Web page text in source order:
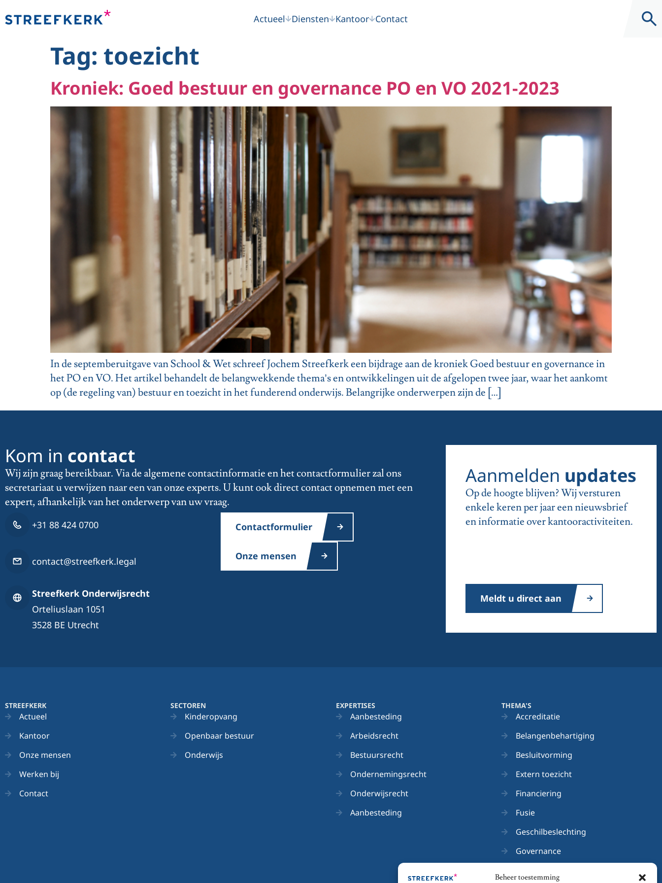
Beheer toestemming
inhoud
Actueel Diensten Kantoor Contact
Tag: toezicht
Kroniek: Goed bestuur en governance PO en VO 2021-2023
In de septemberuitgave van School & Wet schreef Jochem Streefkerk een bijdrage aan de kroniek Goed bestuur en governance in
het PO en VO. Het artikel behandelt de belangwekkende thema’s en ontwikkelingen uit de afgelopen twee jaar, waar het aankomt
op (de regeling van) bestuur en toezicht in het funderend onderwijs. Belangrijke onderwerpen zijn de […]
Kom in contact
Wij zijn graag bereikbaar. Via de algemene contactinformatie en het contactformulier zal ons
secretariaat u verwijzen naar een van onze experts. U kunt ook direct contact opnemen met een
expert, afhankelijk van het onderwerp van uw vraag.
+31 88 424 0700
contact@streefkerk.legal
Streefkerk Onderwijsrecht
Orteliuslaan 1051
3528 BE Utrecht
Contactformulier
Onze mensen
Aanmelden updates
Op de hoogte blijven? Wij versturen
enkele keren per jaar een nieuwsbrief
en informatie over kantooractiviteiten.
Meldt u direct aan
STREEFKERK
Actueel
Kantoor
Onze mensen
Werken bij
Contact
SECTOREN
Kinderopvang
Openbaar bestuur
Onderwijs
EXPERTISES
Aanbesteding
Arbeidsrecht
Bestuursrecht
Ondernemingsrecht
Onderwijsrecht
Aanbesteding
THEMA'S
Accreditatie
Belangenbehartiging
Besluitvorming
Extern toezicht
Financiering
Fusie
Geschilbeslechting
Governance